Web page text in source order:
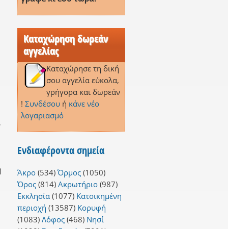
,
Καταχώρηση δωρεάν
αγγελίας
Καταχώρησε τη δική
σου αγγελία εύκολα,
γρήγορα και δωρεάν
! Συνδέσουή κάνε νέο
λογαριασμό
Ενδιαφέροντα σημεία
Άκρο(534) Όρμος(1050)
Όρος(814) Ακρωτήριο(987)
Εκκλησία(1077) Κατοικημένη
περιοχή (13587) Κορυφή
(1083) Λόφος(468) Νησί